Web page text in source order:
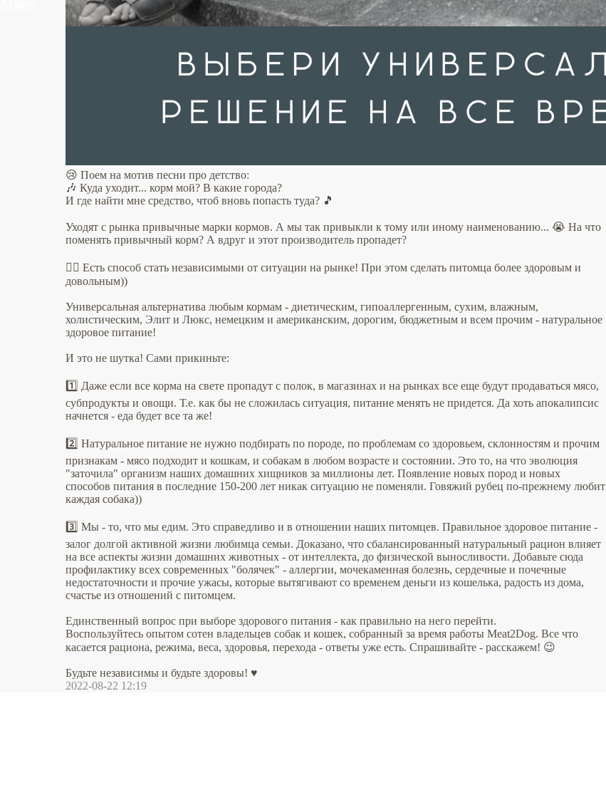
😢 Поем на мотив песни про детство:
🎶 Куда уходит... корм мой? В какие города?
И где найти мне средство, чтоб вновь попасть туда? 🎵
Уходят с рынка привычные марки кормов. А мы так привыкли к тому или иному наименованию... 😭 На что
поменять привычный корм? А вдруг и этот производитель пропадет?
✌🏻 Есть способ стать независимыми от ситуации на рынке! При этом сделать питомца более здоровым и
довольным))
Универсальная альтернатива любым кормам - диетическим, гипоаллергенным, сухим, влажным,
холистическим, Элит и Люкс, немецким и американским, дорогим, бюджетным и всем прочим - натуральное
здоровое питание!
И это не шутка! Сами прикиньте:
1️⃣ Даже если все корма на свете пропадут с полок, в магазинах и на рынках все еще будут продаваться мясо,
субпродукты и овощи. Т.е. как бы не сложилась ситуация, питание менять не придется. Да хоть апокалипсис
начнется - еда будет все та же!
2️⃣ Натуральное питание не нужно подбирать по породе, по проблемам со здоровьем, склонностям и прочим
признакам - мясо подходит и кошкам, и собакам в любом возрасте и состоянии. Это то, на что эволюция
"заточила" организм наших домашних хищников за миллионы лет. Появление новых пород и новых
способов питания в последние 150-200 лет никак ситуацию не поменяли. Говяжий рубец по-прежнему любит
каждая собака))
3️⃣ Мы - то, что мы едим. Это справедливо и в отношении наших питомцев. Правильное здоровое питание -
залог долгой активной жизни любимца семьи. Доказано, что сбалансированный натуральный рацион влияет
на все аспекты жизни домашних животных - от интеллекта, до физической выносливости. Добавьте сюда
профилактику всех современных "болячек" - аллергии, мочекаменная болезнь, сердечные и почечные
недостаточности и прочие ужасы, которые вытягивают со временем деньги из кошелька, радость из дома,
счастье из отношений с питомцем.
Единственный вопрос при выборе здорового питания - как правильно на него перейти.
Воспользуйтесь опытом сотен владельцев собак и кошек, собранный за время работы Meat2Dog. Все что
касается рациона, режима, веса, здоровья, перехода - ответы уже есть. Спрашивайте - расскажем! 😉
Будьте независимы и будьте здоровы! ♥️
2022-08-22 12:19